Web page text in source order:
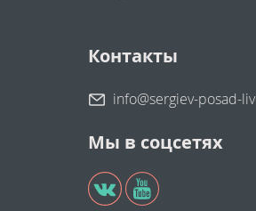
Контакты
info@sergiev-posad-
Мы в соцсетях